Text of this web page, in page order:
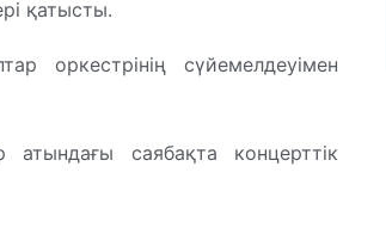
қатысты.
оркестрінің сүйемелдеуімен
саябақта концерттік